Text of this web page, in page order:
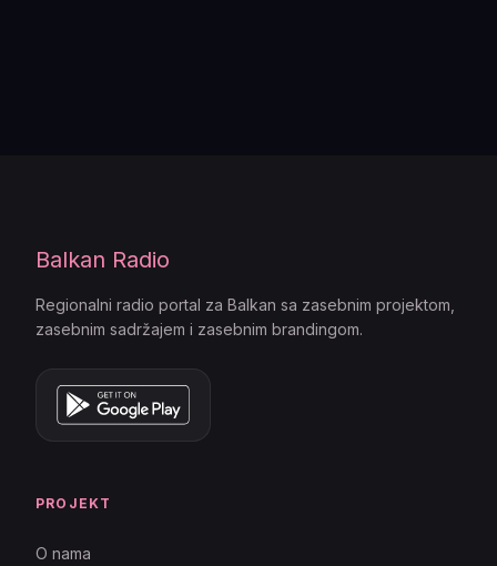
Balkan Radio
Regionalni radio portal za Balkan sa zasebnim projektom,
zasebnim sadržajem i zasebnim brandingom.
PROJEKT
O nama